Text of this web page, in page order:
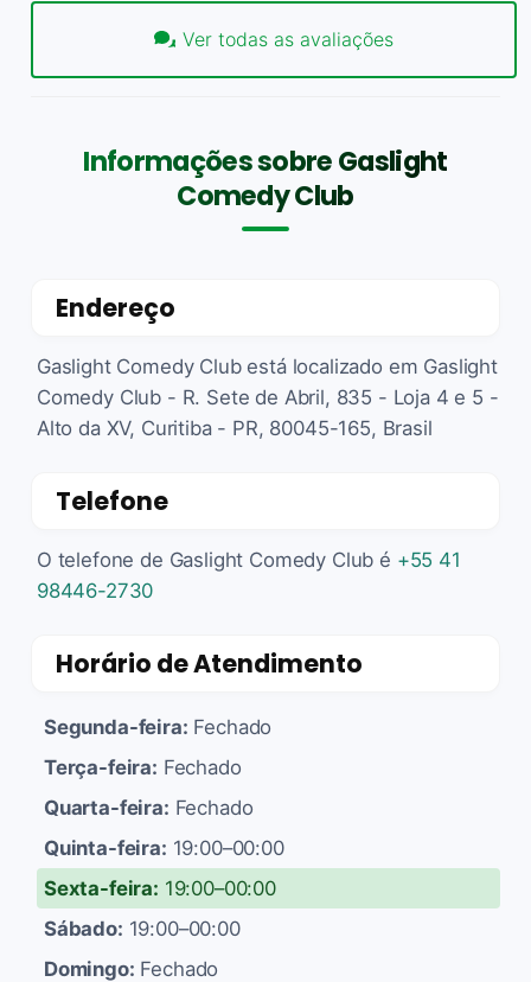
Ver todas as avaliações
Informações sobre Gaslight
Comedy Club
Endereço
Gaslight Comedy Club está localizado em Gaslight
Comedy Club - R. Sete de Abril, 835 - Loja 4 e 5 -
Alto da XV, Curitiba - PR, 80045-165, Brasil
Telefone
O telefone de Gaslight Comedy Club é +55 41
98446-2730
Horário de Atendimento
Segunda-feira: Fechado
Terça-feira: Fechado
Quarta-feira: Fechado
Quinta-feira: 19:00–00:00
Sexta-feira: 19:00–00:00
Sábado: 19:00–00:00
Domingo: Fechado